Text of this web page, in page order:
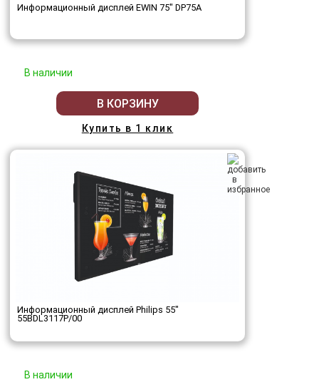
Информационный дисплей EWIN 75" DP75A
В наличии
В КОРЗИНУ
Купить в 1 клик
Информационный дисплей Philips 55"
55BDL3117P/00
В наличии